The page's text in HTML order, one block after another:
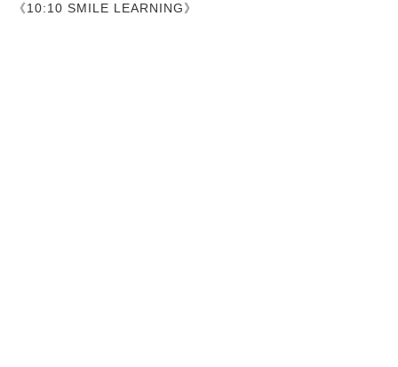
《10:10 SMILE LEARNING》